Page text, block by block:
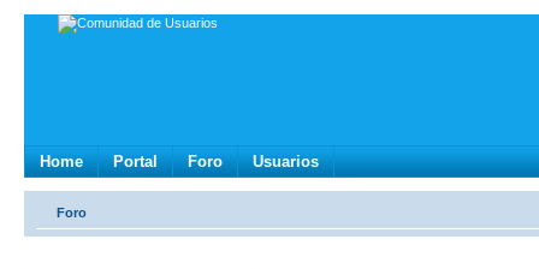
Home Portal Foro Usuarios
Foro